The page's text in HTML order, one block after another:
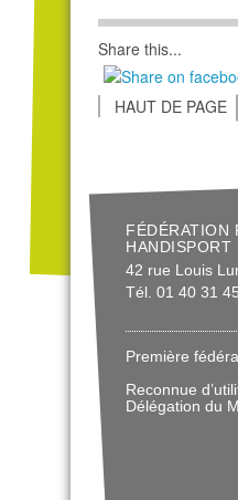
Share this...
HAUT DE PAGE
FÉDÉRATION
HANDISPORT
42 rue Louis
Tél. 01 40 31
Première
Reconnue
Délégation du